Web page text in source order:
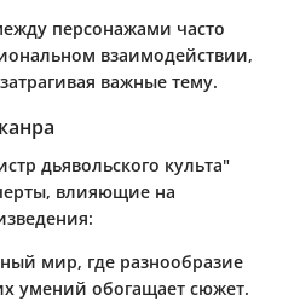
персонажами часто
взаимодействии,
важные тему.
дьявольского культа"
влияющие на
мир, где разнообразие
умений обогащает сюжет.